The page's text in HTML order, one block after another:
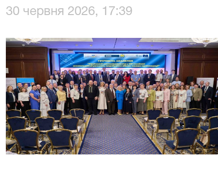
30 червня 2026, 17:39